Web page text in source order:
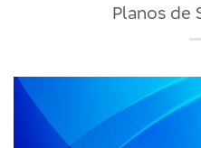
Planos de